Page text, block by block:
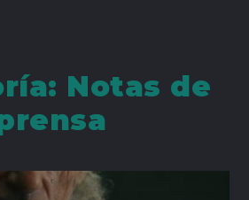
Notas de